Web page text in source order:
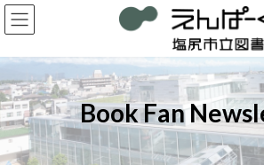
コ
ン
ン
ツ
へ
ス
キ
ッ
ナ
ビ
ー
シ
ョ
ン
に
移
Book Fan